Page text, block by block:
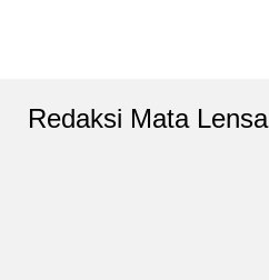
Redaksi Mata Lensa